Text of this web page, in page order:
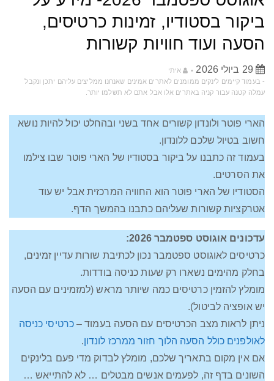
ביקור בסטודיו, זמינות כרטיסים,
הסעה ועוד חוויות קשורות
איתי
‫-‬ בעמוד קיימים לינקים ממומנים לאתרים אמינים שאנחנו ממליצים עליהם יתכן ונקבל
עמלה קטנה עבור קניה באתרים אלו אבל אתם לא תשלמו יותר‫.‬
הארי פוטר ולונדון קשורים אחד בשני ובהחלט יכול להיות נושא
חשוב בטיול שלכם ללונדון.
בעמוד זה כתבנו על ביקור בסטודיו של הארי פוטר שבו צילמו
את הסרטים.
הסטודיו של הארי פוטר הוא החוויה המרכזית אבל יש עוד
אטרקציות קשורות שעליהם כתבנו בהמשך הדף.
עדכונים אוגוסט ספטמבר 2026:
כרטיסים לאוגוסט ספטמבר נכון לכתיבת שורות עדיין זמינים,
בחלק מהימים נשארו רק שעות כניסה בודדות.
מומלץ להזמין כרטיסים כמה שיותר מראש (למזמינים עם הסעה
יש אופציה לביטול).
ניתן לראות מצב הכרטיסים עם הסעה בעמוד –כרטיסי כניסה
לאולפנים כולל הסעה הלוך חזור ממרכז לונדון.
אם אין מקום בתאריך שלכם, מומלץ לבדוק מדי פעם בלינקים
השונים בדף זה, לפעמים אנשים מבטלים … לא להתייאש …